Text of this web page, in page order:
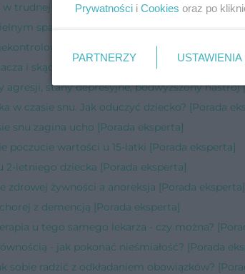
w trudnej relacji z partnerem? [Porada eksperta]
spaniem u 9-latka [Porada eksperta]
napady agresji [Porada eksperta]
i skąd wzięło się spanie z mamą? [Porada
agresji, stany depresyjne, podwyższony nastrój
w czasie snu. Jak oduczyć dziecko? [Porada
snu zagina ucho [Porada eksperta]
poczucie wartości u 15-latki [Porada eksperta]
2-letniego dziecka [Porada eksperta]
zdrowej żywności a anoreksja [Porada eksperta]
z demencją [Porada eksperta]
u tego samego lekarza - czy można?
- jak pokonać nieśmiałość? [Porada
sobie radzić z odkładaniem obowiązków?
Prywatności i Cookies oraz po
PARTNERZY USTAWIENIA